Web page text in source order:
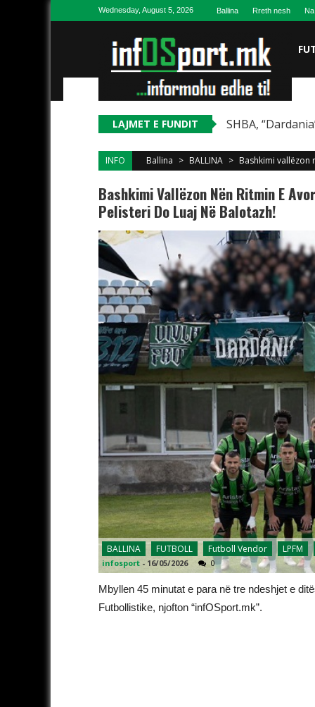
Skip to contentWednesday, August 5, 2026 Ballina Rreth nesh
LAJMET E FUNDIT SHBA,
INFO Ballina > BALLINA > Bashkimi vallëzon
Bashkimi Vallëzon Nën Ritmin E
Pelisteri Do Luaj Në Balotazh!
BALLINA FUTBOLL Futboll Vendor LPFM
infosport - 16/05/2026 0
Mbyllen 45 minutat e para në tre ndeshjet e
Futbollistike, njofton “infOSport.mk”.